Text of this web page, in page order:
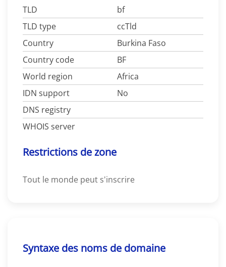
TLD
bf
TLD type
ccTld
Country
Burkina Faso
Country code
BF
World region
Africa
IDN support
No
DNS registry
WHOIS server
Restrictions de zone
Tout le monde peut s'inscrire
Syntaxe des noms de domaine